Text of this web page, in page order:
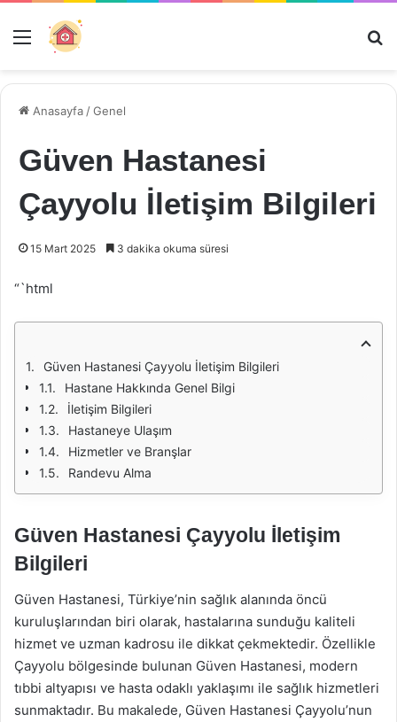
Menü
Anasayfa /Genel
Güven Hastanesi
Çayyolu İletişim Bilgileri
15 Mart 2025 3 dakika okuma süresi
“`html
Güven Hastanesi Çayyolu İletişim Bilgileri
Hastane Hakkında Genel Bilgi
İletişim Bilgileri
Hastaneye Ulaşım
Hizmetler ve Branşlar
Randevu Alma
Güven Hastanesi Çayyolu İletişim
Bilgileri
Güven Hastanesi, Türkiye’nin sağlık alanında öncü
kuruluşlarından biri olarak, hastalarına sunduğu kaliteli
hizmet ve uzman kadrosu ile dikkat çekmektedir. Özellikle
Çayyolu bölgesinde bulunan Güven Hastanesi, modern
tıbbi altyapısı ve hasta odaklı yaklaşımı ile sağlık hizmetleri
sunmaktadır. Bu makalede, Güven Hastanesi Çayyolu’nun